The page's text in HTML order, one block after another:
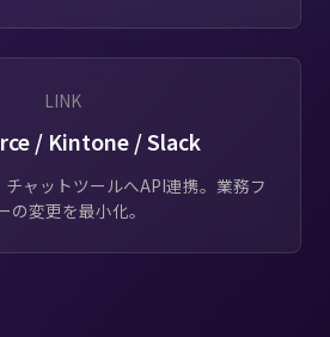
LINK
/ Kintone / Slack
チャットツールへAPI連携。業務フ
の変更を最小化。